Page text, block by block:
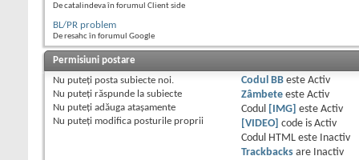
De catalindeva în forumul Client side
BL/PR problem
De resahc în forumul Google
Permisiuni postare
Nu puteţi posta subiecte noi.
Nu puteţi răspunde la subiecte
Nu puteţi adăuga ataşamente
Nu puteţi modifica posturile proprii
Codul BBeste Activ
Zâmbeteeste Activ
Codul
[IMG] este Activ
[VIDEO]
code is Activ
Codul HTML este
Inactiv
Trackbacksare
Inactiv